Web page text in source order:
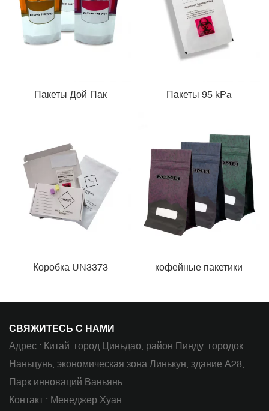
Пакеты Дой-Пак Пакеты 95 kPa
Коробка UN3373 кофейные пакетики
СВЯЖИТЕСЬ С НАМИ
Адрес : Китай, город Циньдао, район Пинду, городок
Наньцунь, экономическая зона Линькун, здание А28,
Парк инноваций Ваньянь
Контакт : Менеджер Хуан